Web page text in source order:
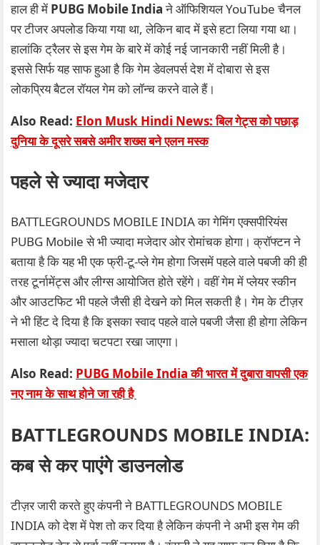
हाल ही में PUBG Mobile Indiaने ऑफिशियल YouTube चैनल
पर टीजर अपलोड किया गया था, लेकिन बाद में इसे हटा लिया गया था।
हालांकि ट्रैलर से इस गेम के बारे में कोई नई जानकारी नहीं मिली है।
इससे सिर्फ यह साफ हुआ है कि गेम डेवलपर्स देश में दोबारा से इस
लोकप्रिय बैटल रॉयल गेम को लॉन्च करने वाले हैं।
Also Read: Elon Musk Hindi News: बिल गेट्स को पछाड़
दुनिया के दूसरे सबसे अमीर शख्स बने एलन मस्क
पहले से ज्यादा मजेदार
BATTLEGROUNDS MOBILE INDIA का गेमिंग एक्सपीरियंस
PUBG Mobile से भी ज्यादा मजेदार ओर रोमांचक होगा। क्रॉफ्टन ने
बताया है कि यह भी एक फ्री-टू-प्ले गेम होगा जिसमें पहले वाले पबजी की ही
तरह टूर्नामेंट्स और लीग्स आयोजित होते रहेंगे। वहीं गेम में प्लेयर स्कीन
और आउटफिट भी पहले जैसी ही देखने को मिल सकती है। गेम के टीज़र
ने भी हिंट दे दिया है कि इसका स्वाद पहले वाले पबजी जैसा ही होगा लेकिन
मसाला थोड़ा ज्यादा चटपटा रखा जाएगा।
Also Read: PUBG Mobile India की भारत में दुबारा वापसी एक
नए नाम के साथ होने जा रही है
BATTLEGROUNDS MOBILE INDIA:
कब से कर पाएंगे डाउनलोड
टीज़र जारी करते हुए कंपनी ने BATTLEGROUNDS MOBILE
INDIA को देश में पेश तो कर दिया है लेकिन कंपनी ने अभी इस गेम की